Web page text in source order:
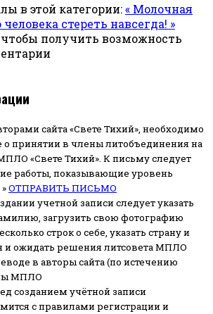
в этой категории:« Молочная
стереть навсегда! »
получить возможность
сайта «Свете Тихий», необходимо
о принятии в члены литобъединения на
«Свете Тихий». К письму следует
работы, показывающие уровень
ОТПРАВИТЬ ПИСЬМО
учетной записи следует указать
загрузить свою фотографию
строк о себе, указать страну и
и ожидать решения литсовета МПЛО
в авторы сайта (по истечению
МПЛО
созданием учётной записи
с правилами регистрации и